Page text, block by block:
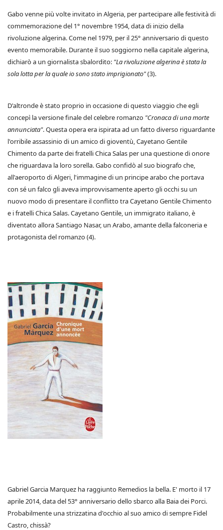
Gabo venne più volte invitato in Algeria, per partecipare alle festività di
commemorazione del 1° novembre 1954, data di inizio della
rivoluzione algerina. Come nel 1979, per il 25° anniversario di questo
evento memorabile. Durante il suo soggiorno nella capitale algerina,
dichiarò a un giornalista sbalordito: "La rivoluzione algerina è stata la
sola lotta per la quale io sono stato imprigionato"(3).
D'altronde è stato proprio in occasione di questo viaggio che egli
concepì la versione finale del celebre romanzo "Cronaca di una morte
annunciata". Questa opera era ispirata ad un fatto diverso riguardante
l'orribile assassinio di un amico di gioventù, Cayetano Gentile
Chimento da parte dei fratelli Chica Salas per una questione di onore
che riguardava la loro sorella. Gabo confidò al suo biografo che,
all'aeroporto di Algeri, l'immagine di un principe arabo che portava
con sé un falco gli aveva improvvisamente aperto gli occhi su un
nuovo modo di presentare il conflitto tra Cayetano Gentile Chimento
e i fratelli Chica Salas. Cayetano Gentile, un immigrato italiano, è
diventato allora Santiago Nasar, un Arabo, amante della falconeria e
protagonista del romanzo (4).
Gabriel Garcia Marquez ha raggiunto Remedios la bella. E' morto il 17
aprile 2014, data del 53° anniversario dello sbarco alla Baia dei Porci.
Probabilmente una strizzatina d'occhio al suo amico di sempre Fidel
Castro, chissà?